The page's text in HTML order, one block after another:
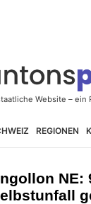
REGIONEN
NE: